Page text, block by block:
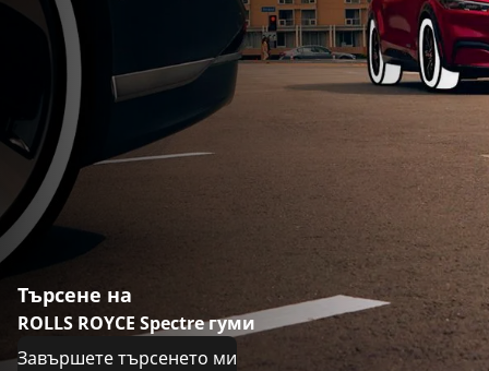
Търсене на
ROLLS ROYCE Spectre гуми
Завършете търсенето ми